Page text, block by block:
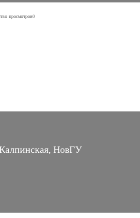
просмотров0
НовГУ